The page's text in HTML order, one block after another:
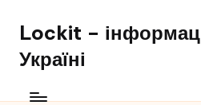
Перейти
вмісту
Lockit –
Україні